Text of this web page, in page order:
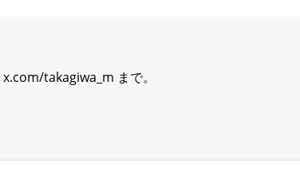
takagiwa_m まで。